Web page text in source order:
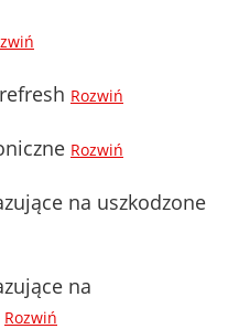
Rozwiń
Rozwiń
na uszkodzone
na
Rozwiń